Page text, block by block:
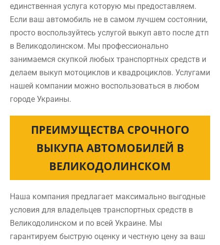
единственная услуга которую мы предоставляем.
Если ваш автомобиль не в самом лучшем состоянии,
просто воспользуйтесь услугой выкуп авто после дтп
в Великодолинском. Мы профессионально
занимаемся скупкой любых транспортных средств и
делаем выкуп мотоциклов и квадроциклов. Услугами
нашей компании можно воспользоваться в любом
городе Украины.
ПРЕИМУЩЕСТВА СРОЧНОГО
ВЫКУПА АВТОМОБИЛЕЙ В
ВЕЛИКОДОЛИНСКОМ
Наша компания предлагает максимально выгодные
условия для владельцев транспортных средств в
Великодолинском и по всей Украине. Мы
гарантируем быструю оценку и честную цену за ваш